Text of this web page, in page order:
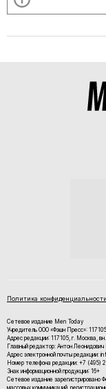
Политика конфиденциальности
Сетевое издание Men Today
Учредитель ООО «Фэшн Пресс»:
Адрес редакции: 117105, г. Москва,
Главный редактор: Антон
Адрес электронной почты редакции:
Номер телефона редакции: +7 (495)
Знак информационной продукции: 16+
Cетевое издание зарегистрировано